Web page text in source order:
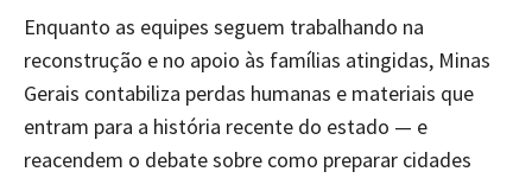
Enquanto as equipes seguem trabalhando na
reconstrução e no apoio às famílias atingidas, Minas
Gerais contabiliza perdas humanas e materiais que
entram para a história recente do estado — e
reacendem o debate sobre como preparar cidades